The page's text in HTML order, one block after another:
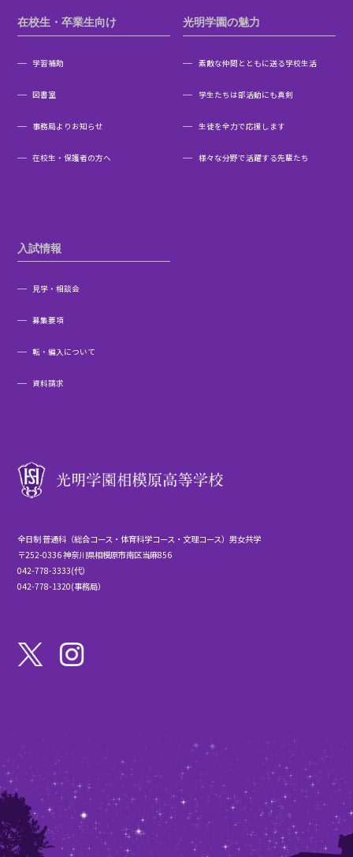
在校生・卒業生向け
学習補助
図書室
事務局よりお知らせ
在校生・保護者の方へ
光明学園の魅力
素敵な仲間とともに送る学校生活
学生たちは部活動にも真剣
生徒を全力で応援します
様々な分野で活躍する先輩たち
入試情報
見学・相談会
募集要項
転・編入について
資料請求
全日制 普通科（総合コース・体育科学コース・文理コース）男女共学
〒252-0336 神奈川県相模原市南区当麻856
042-778-3333(代）
042-778-1320(事務局）